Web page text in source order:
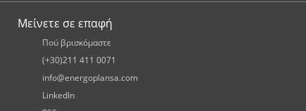
Μείνετε σε επαφή
Πού βρισκόμαστε
(+30)211 411 0071
info@energoplansa.com
LinkedIn